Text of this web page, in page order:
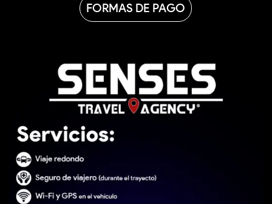
FORMAS DE PAGO